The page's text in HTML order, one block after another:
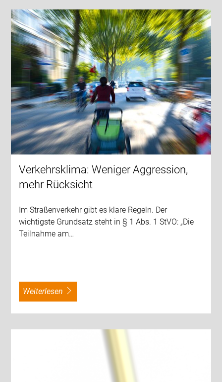
Verkehrsklima: Weniger Aggression,
mehr Rücksicht
Im Straßenverkehr gibt es klare Regeln. Der
wichtigste Grundsatz steht in § 1 Abs. 1 StVO: „Die
Teilnahme am…
weiterlesen